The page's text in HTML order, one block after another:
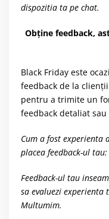
dispozitia ta pe chat.
Obține feedback,
Black Friday este
feedback de la
pentru a trimite un
feedback detaliat
Cum a fost experienta
placea feedback-ul tau:
Feedback-ul tau
sa evaluezi experienta
Multumim.